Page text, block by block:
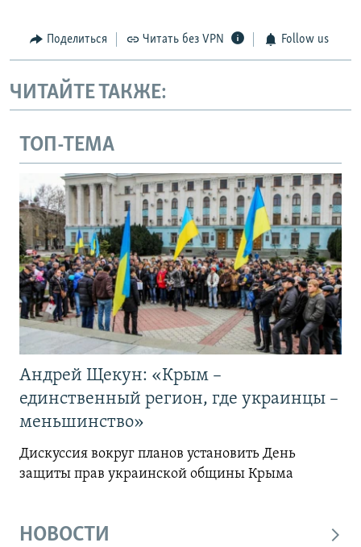
Поделиться Читать без VPN Follow us
ЧИТАЙТЕ ТАКЖЕ:
ТОП-ТЕМА
Андрей Щекун: «Крым –
единственный регион, где украинцы –
меньшинство»
Дискуссия вокруг планов установить День
защиты прав украинской общины Крыма
НОВОСТИ